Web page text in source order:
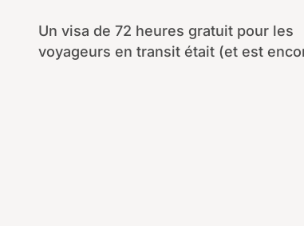
Un visa de 72 heures gratuit pour les
voyageurs en transit était (et est